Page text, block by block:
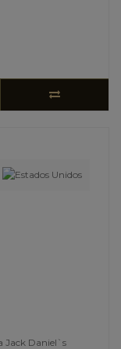
Jack Daniel`s